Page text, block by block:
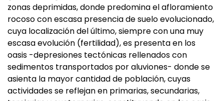
zonas deprimidas, donde predomina el afloramiento
rocoso con escasa presencia de suelo evolucionado,
cuya localización del último, siempre con una muy
escasa evolución (fertilidad), es presenta en los
oasis -depresiones tectónicas rellenados con
sedimentos transportados por aluviones- donde se
asienta la mayor cantidad de población, cuyas
actividades se reflejan en primarias, secundarias,